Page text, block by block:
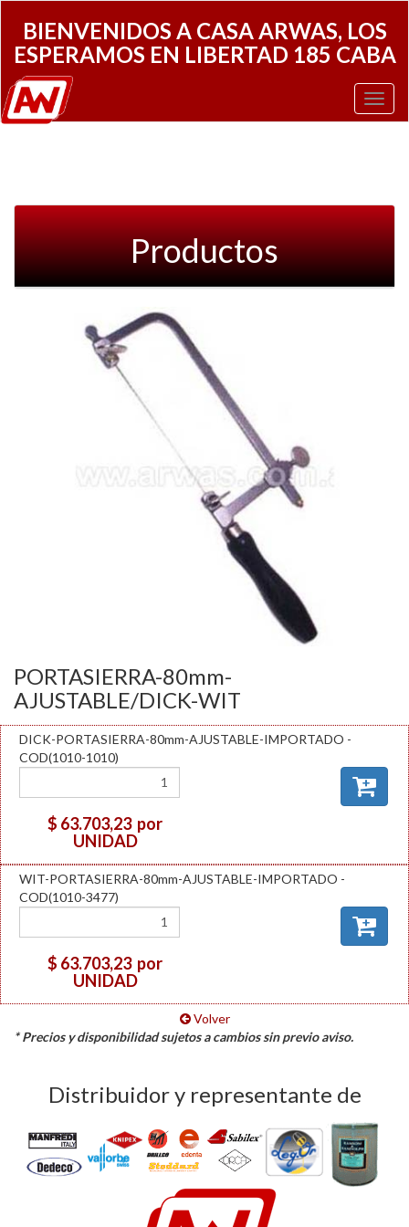
BIENVENIDOS A CASA ARWAS, LOS
ESPERAMOS EN LIBERTAD 185 CABA
Productos
PORTASIERRA-80mm-
AJUSTABLE/DICK-WIT
DICK-PORTASIERRA-80mm-AJUSTABLE-IMPORTADO -
COD(1010-1010)
$ 63.703,23 por
UNIDAD
WIT-PORTASIERRA-80mm-AJUSTABLE-IMPORTADO -
COD(1010-3477)
$ 63.703,23 por
UNIDAD
Volver
* Precios y disponibilidad sujetos a cambios sin previo aviso.
Distribuidor y representante de